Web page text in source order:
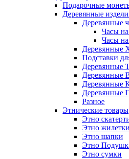
Подарочные
Деревянные
Деревянные
Часы
Часы
Деревянные
Подставки
Деревянные
Деревянные
Деревянные
Деревянные
Разное
Этнические товары
Этно
Этно жилетки
Этно шапки
Этно
Этно сумки